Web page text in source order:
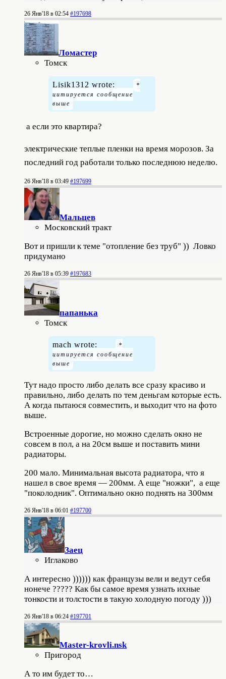
26 Янв'18 в 02:54 #197698
Ломастер
Томск
Lisik1312 wrote:
а если это квартира?
электрические теплые пленки на время морозов. За
последний год работали только последнюю неделю.
26 Янв'18 в 03:49 #197699
Мальцев
Московский тракт
Вот и пришли к теме "отопление без труб" )) Ловко
придумано
26 Янв'18 в 05:39 #197683
папанькa
Томск
mach wrote:
Тут надо просто либо делать все сразу красиво и
правильно, либо делать по тем деньгам которые есть.
А когда пытаюся совместить, и выходит что на фото
выше.
Встроенные дорогие, но можно сделать окно не
совсем в пол, а на 20см выше и поставить мини
радиаторы.
200 мало. Минимальная высота радиатора, что я
нашел в свое время — 200мм. А еще "ножки", а еще
"поколодник". Оптимально окно поднять на 300мм
26 Янв'18 в 06:01 #197700
Заец
Иглаково
А интересно )))))) как французы вели и ведут себя
нонече ????? Как бы самое время узнать ихные
тонкости и толстости в такую холодную погоду )))
26 Янв'18 в 06:24 #197701
Master-krovli.nsk
Пригород
А то им будет то…